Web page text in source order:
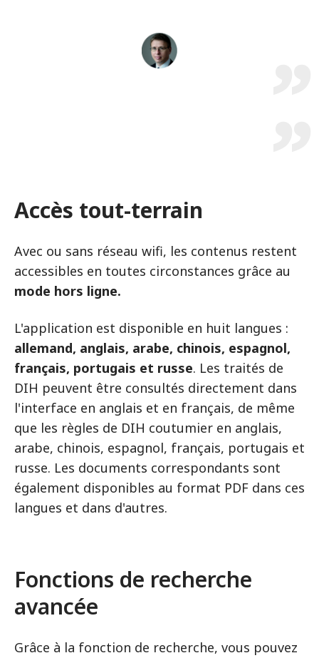
Accès tout-terrain
Avec ou sans réseau wifi, les contenus restent
accessibles en toutes circonstances grâce au
mode hors ligne.
L'application est disponible en huit langues :
allemand, anglais, arabe, chinois, espagnol,
français, portugais et russe. Les traités de
DIH peuvent être consultés directement dans
l'interface en anglais et en français, de même
que les règles de DIH coutumier en anglais,
arabe, chinois, espagnol, français, portugais et
russe. Les documents correspondants sont
également disponibles au format PDF dans ces
langues et dans d'autres.
Fonctions de recherche
avancée
Grâce à la fonction de recherche, vous pouvez